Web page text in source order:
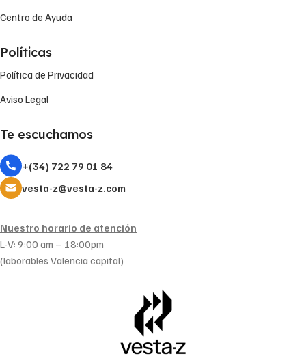
Centro de Ayuda
Políticas
Política de Privacidad
Aviso Legal
Te escuchamos
+(34) 722 79 01 84
vesta-z@vesta-z.com
Nuestro horario de atención
L-V: 9:00 am – 18:00pm
(laborables Valencia capital)